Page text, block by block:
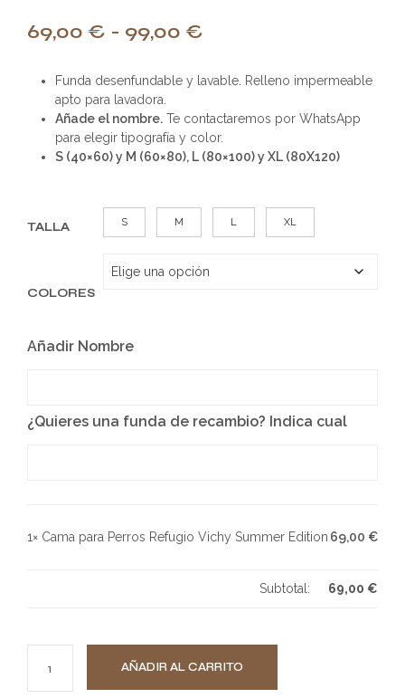
69,00 € - 99,00 €
precios:
desde
69,00 €
99,00 €
Funda desenfundable y lavable. Relleno impermeable
apto para lavadora.
Añade el nombre.Te contactaremos por WhatsApp
para elegir tipografía y color.
S (40×60) y M (60×80), L (80×100) y XL (80X120)
TALLA S M L XL
COLORES
Añadir Nombre
¿Quieres una funda de recambio? Indica cual
1× Cama para Perros Refugio Vichy Summer Edition 69,00 €
Subtotal: 69,00 €
AÑADIR AL CARRITO